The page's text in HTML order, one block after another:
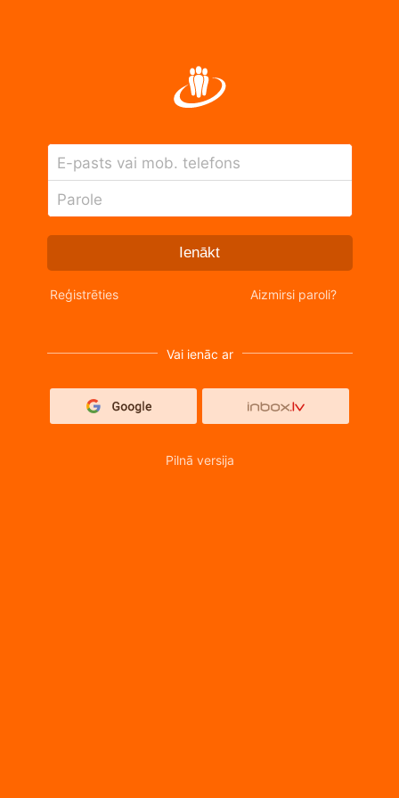
E-pasts vai mob. telefons
Parole
Ienākt
Reģistrēties Aizmirsi paroli?
Vai ienāc ar
Pilnā versija